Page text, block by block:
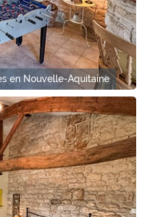
en Nouvelle-Aquitaine